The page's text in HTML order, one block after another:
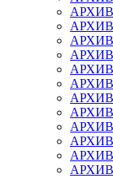
АРХИВ
АРХИВ
АРХИВ
АРХИВ
АРХИВ
АРХИВ
АРХИВ
АРХИВ
АРХИВ
АРХИВ
АРХИВ
АРХИВ